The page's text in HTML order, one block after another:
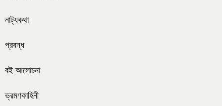
নাট্যকথা
প্রবন্ধ
বই আলোচনা
ভ্রমণকাহিনী